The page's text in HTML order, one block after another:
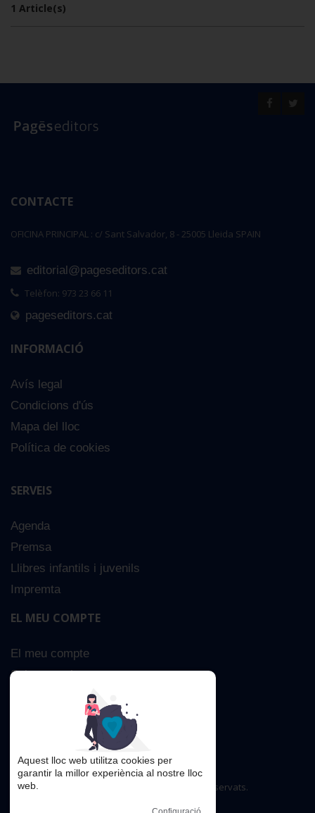
1 Article(s)
CONTACTE
OFICINA PRINCIPAL : c/ Sant Salvador, 8 - 25005 Lleida SPAIN
editorial@pageseditors.cat
Telèfon: 973 23 66 11
pageseditors.cat
INFORMACIÓ
Avís legal
Condicions d'ús
Mapa del lloc
Política de cookies
SERVEIS
Agenda
Premsa
Llibres infantils i juvenils
Impremta
EL MEU COMPTE
El meu compte
Sobre nosaltres
Cerca Avançada
Copyright © 2016. Tots els drets reservats.
Aquest lloc web utilitza cookies per
garantir la millor experiència al nostre lloc
web.